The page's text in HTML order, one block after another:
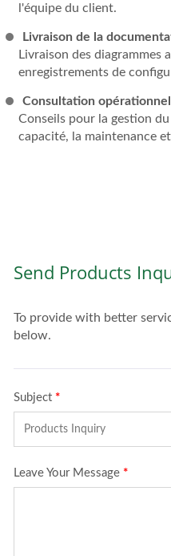
l'équipe du client.
Livraison de la
Livraison des diagrammes
enregistrements de
Consultation
Conseils pour la gestion
capacité, la maintenance